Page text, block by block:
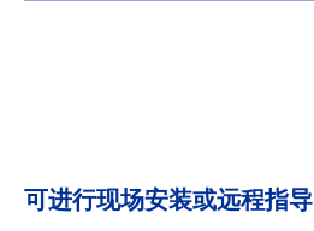
可进行现场安装或远程指导